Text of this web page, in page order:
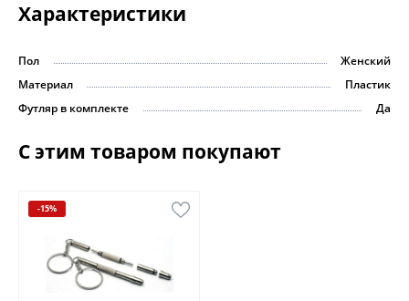
Характеристики
Пол
Женский
Материал
Пластик
Футляр в комплекте
Да
С этим товаром покупают
-15%